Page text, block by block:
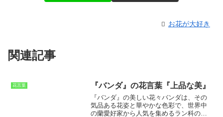
お花が大好き
関連記事
花言葉 『バンダ』の花言葉『上品な美』
『バンダ』の美しい花々バンダは、その
気品ある花姿と華やかな色彩で、世界中
の蘭愛好家から人気を集めるラン科の植